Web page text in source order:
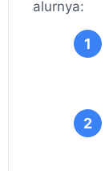
alurnya: